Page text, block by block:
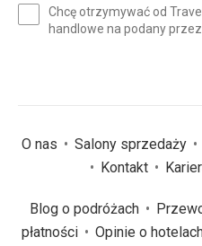
(wymagane)
Chcę otrzymywać od
handlowe na podany
O nas Salony sprzedaży
Kontakt
Blog o podróżach
płatności
Opinie o